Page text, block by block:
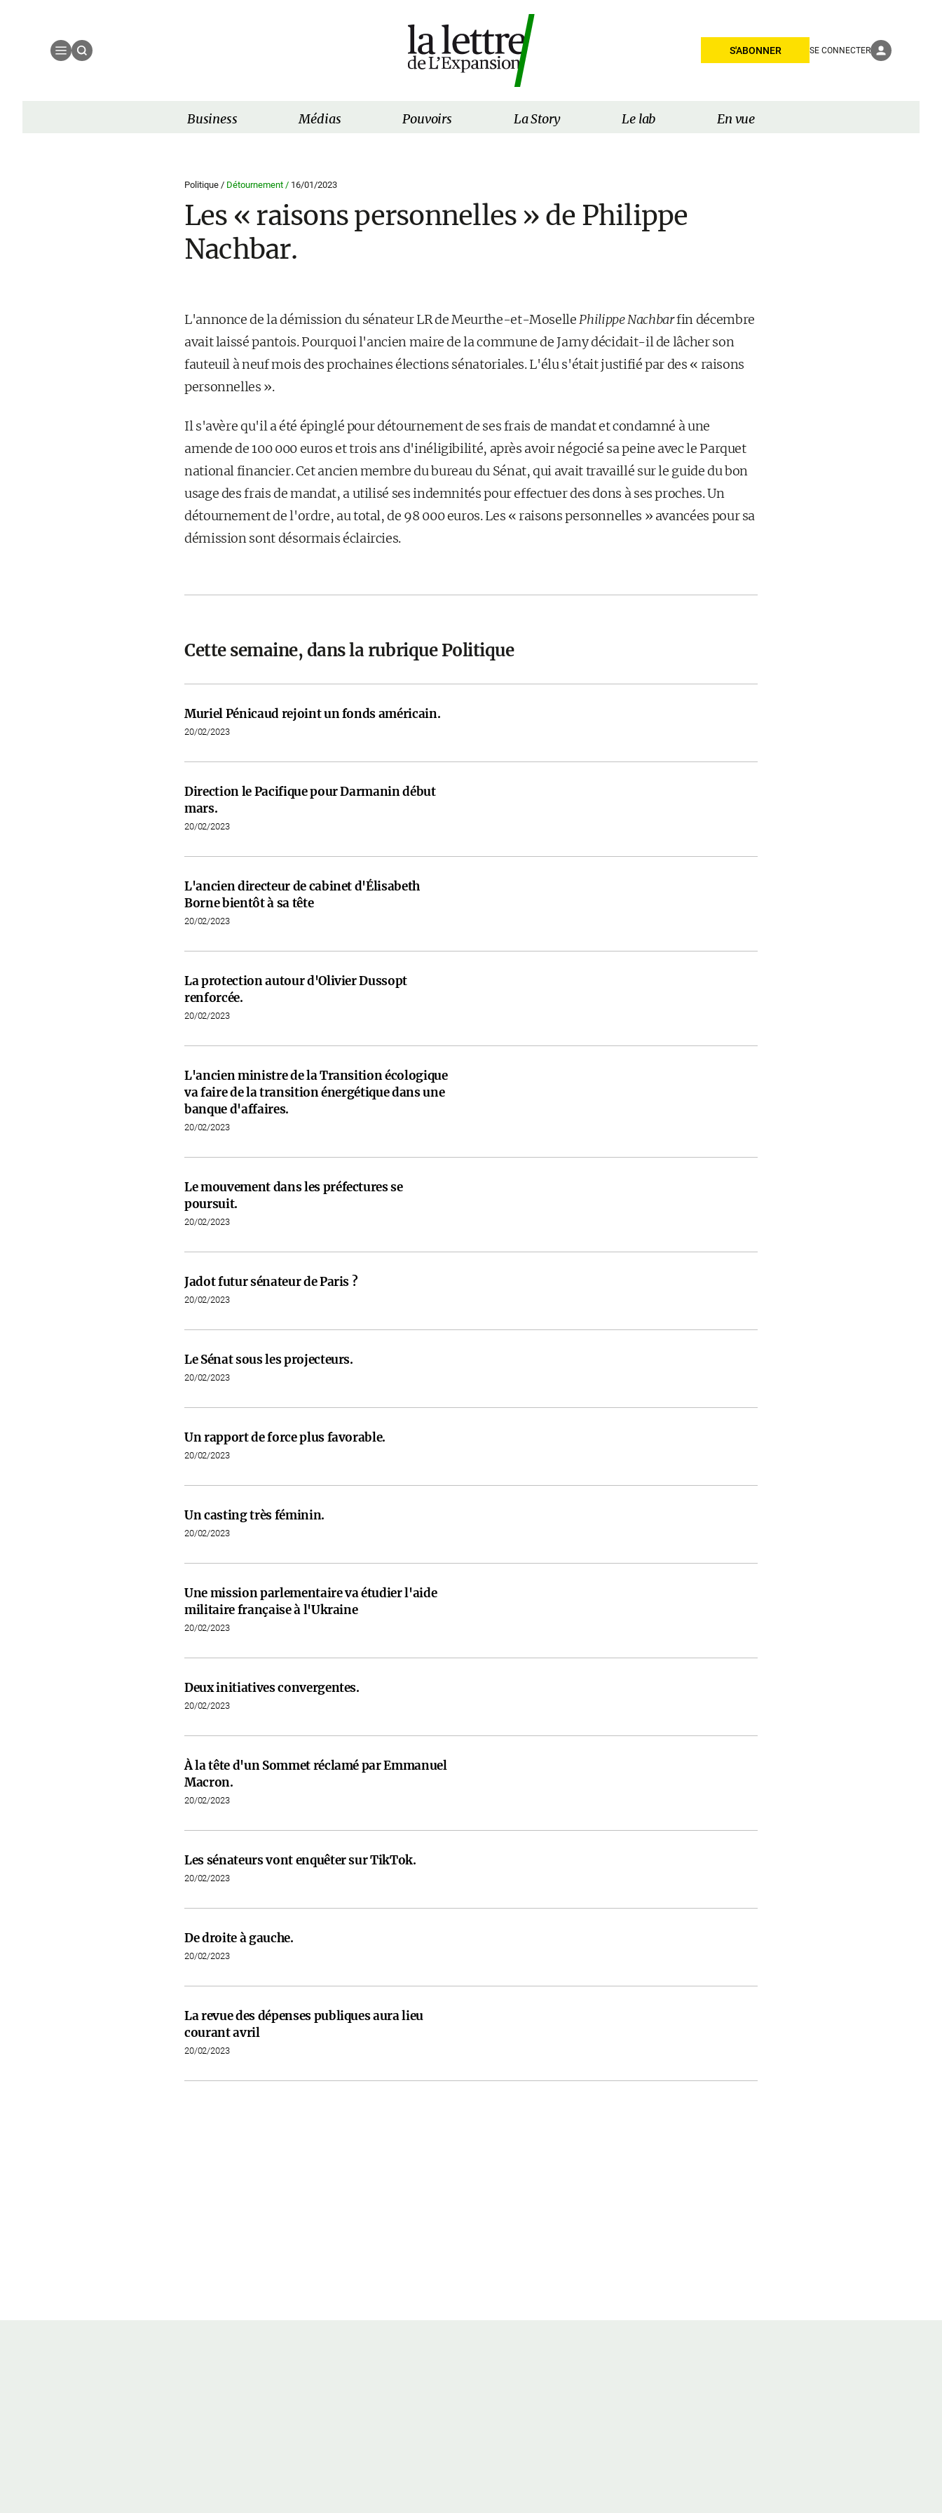
S'ABONNER SE CONNECTER
Business Médias Pouvoirs La Story Le lab En vue
Politique / Détournement / 16/01/2023
Les « raisons personnelles » de Philippe
Nachbar.
L'annonce de la démission du sénateur LR de Meurthe-et-MosellePhilippe Nachbarfin décembre
avait laissé pantois. Pourquoi l'ancien maire de la commune de Jarny décidait-il de lâcher son
fauteuil à neuf mois des prochaines élections sénatoriales. L'élu s'était justifié par des « raisons
personnelles ».
Il s'avère qu'il a été épinglé pour détournement de ses frais de mandat et condamné à une
amende de 100 000 euros et trois ans d'inéligibilité, après avoir négocié sa peine avec le Parquet
national financier. Cet ancien membre du bureau du Sénat, qui avait travaillé sur le guide du bon
usage des frais de mandat, a utilisé ses indemnités pour effectuer des dons à ses proches. Un
détournement de l'ordre, au total, de 98 000 euros. Les « raisons personnelles » avancées pour sa
démission sont désormais éclaircies.
Cette semaine, dans la rubrique Politique
Muriel Pénicaud rejoint un fonds américain.
20/02/2023
Direction le Pacifique pour Darmanin début
mars.
20/02/2023
L'ancien directeur de cabinet d'Élisabeth
Borne bientôt à sa tête
20/02/2023
La protection autour d'Olivier Dussopt
renforcée.
20/02/2023
L'ancien ministre de la Transition écologique
va faire de la transition énergétique dans une
banque d'affaires.
20/02/2023
Le mouvement dans les préfectures se
poursuit.
20/02/2023
Jadot futur sénateur de Paris ?
20/02/2023
Le Sénat sous les projecteurs.
20/02/2023
Un rapport de force plus favorable.
20/02/2023
Un casting très féminin.
20/02/2023
Une mission parlementaire va étudier l'aide
militaire française à l'Ukraine
20/02/2023
Deux initiatives convergentes.
20/02/2023
À la tête d'un Sommet réclamé par Emmanuel
Macron.
20/02/2023
Les sénateurs vont enquêter sur TikTok.
20/02/2023
De droite à gauche.
20/02/2023
La revue des dépenses publiques aura lieu
courant avril
20/02/2023